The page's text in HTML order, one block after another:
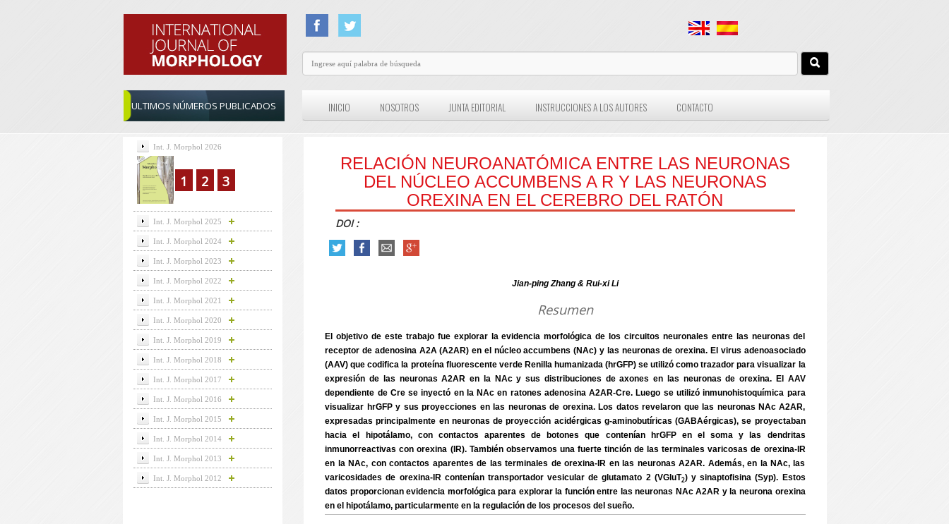
ULTIMOS NÚMEROS PUBLICADOS INICIO NOSOTROS JUNTA EDITORIAL INSTRUCCIONES A LOS AUTORES CONTACTO
RELACIÓN NEUROANATÓMICA ENTRE LAS NEURONAS
DEL NÚCLEO ACCUMBENS A R Y LAS NEURONAS
OREXINA EN EL CEREBRO DEL RATÓN
DOI :
Jian-ping Zhang & Rui-xi Li
Resumen
El objetivo de este trabajo fue explorar la evidencia morfológica de los circuitos neuronales entre las neuronas del
receptor de adenosina A2A (A2AR) en el núcleo accumbens (NAc) y las neuronas de orexina. El virus adenoasociado
(AAV) que codifica la proteína fluorescente verde Renilla humanizada (hrGFP) se utilizó como trazador para visualizar la
expresión de las neuronas A2AR en la NAc y sus distribuciones de axones en las neuronas de orexina. El AAV
dependiente de Cre se inyectó en la NAc en ratones adenosina A2AR-Cre. Luego se utilizó inmunohistoquímica para
visualizar hrGFP y sus proyecciones en las neuronas de orexina. Los datos revelaron que las neuronas NAc A2AR,
expresadas principalmente en neuronas de proyección acidérgicas g-aminobutíricas (GABAérgicas), se proyectaban
hacia el hipotálamo, con contactos aparentes de botones que contenían hrGFP en el soma y las dendritas
inmunorreactivas con orexina (IR). También observamos una fuerte tinción de las terminales varicosas de orexina-IR
en la NAc, con contactos aparentes de las terminales de orexina-IR en las neuronas A2AR. Además, en la NAc, las
varicosidades de orexina-IR contenían transportador vesicular de glutamato 2 (VGluT2) y sinaptofisina (Syp). Estos
datos proporcionan evidencia morfológica para explorar la función entre las neuronas NAc A2AR y la neurona orexina
en el hipotálamo, particularmente en la regulación de los procesos del sueño.
Int. J. Morphol 2026
1 2 3
Int. J. Morphol 2025
Int. J. Morphol 2024
Int. J. Morphol 2023
Int. J. Morphol 2022
Int. J. Morphol 2021
Int. J. Morphol 2020
Int. J. Morphol 2019
Int. J. Morphol 2018
Int. J. Morphol 2017
Int. J. Morphol 2016
Int. J. Morphol 2015
Int. J. Morphol 2014
Int. J. Morphol 2013
Int. J. Morphol 2012